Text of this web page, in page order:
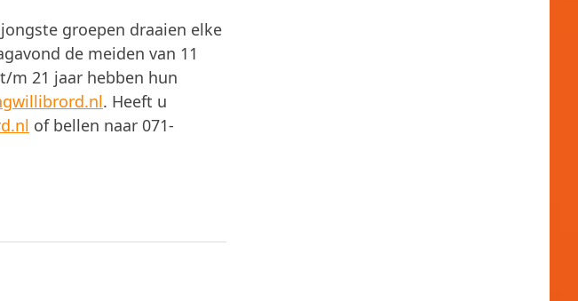
groepen draaien elke
de meiden van 11
m 21 jaar hebben hun
. Heeft u
of bellen naar 071-